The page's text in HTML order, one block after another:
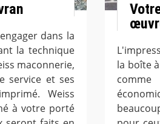
dans la
la technique
maconnerie,
service et ses
Weiss
à votre porté
la boîte